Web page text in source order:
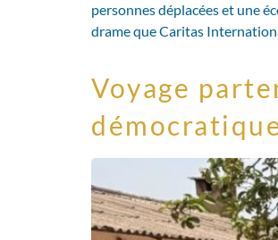
personnes déplacées et une
drame que Caritas
Voyage